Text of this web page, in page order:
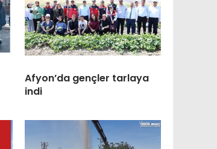
Afyon’da gençler tarlaya
indi